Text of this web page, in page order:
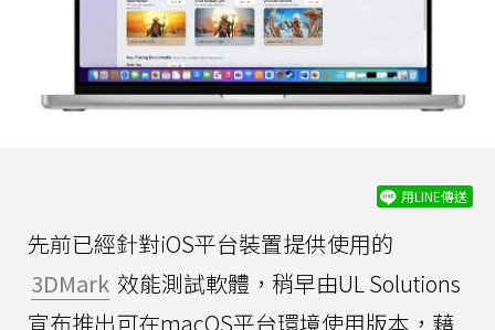
用LINE傳送
先前已經針對iOS平台裝置提供使用的
3DMark 效能測試軟體，稍早由UL Solutions
宣布推出可在macOS平台環境使用版本，藉